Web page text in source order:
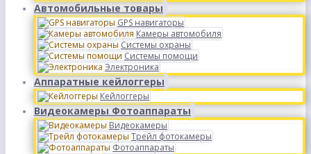
Автомобильные товары
GPS навигаторы
Камеры автомобиля
Системы охраны
Системы помощи
Электроника
Аппаратные кейлоггеры
Кейлоггеры
Видеокамеры Фотоаппараты
Видеокамеры
Трейл фотокамеры
Фотоаппараты